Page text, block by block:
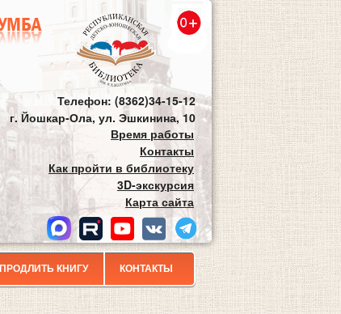
Телефон: (8362)34-15-12
г. Йошкар-Ола, ул. Эшкинина, 10
Время работы
Контакты
Как пройти в библиотеку
3D-экскурсия
Карта сайта
ПРОДЛИТЬ КНИГУ КОНТАКТЫ